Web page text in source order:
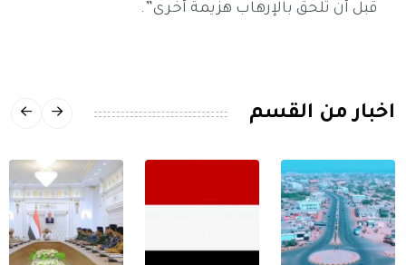
قبل أن تلحق بالإرهاب هزيمة أخرى”.
اخبار من القسم